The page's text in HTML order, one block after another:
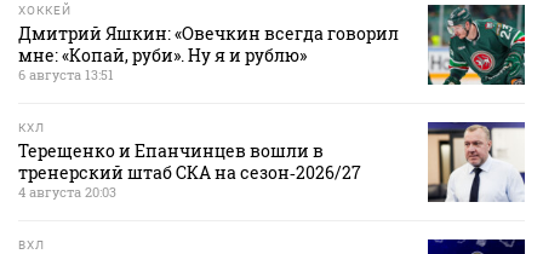
ХОККЕЙ
Дмитрий Яшкин: «Овечкин всегда говорил
мне: «Копай, руби». Ну я и рублю»
6 августа 13:51
КХЛ
Терещенко и Епанчинцев вошли в
тренерский штаб СКА на сезон‑2026/27
4 августа 20:03
ВХЛ